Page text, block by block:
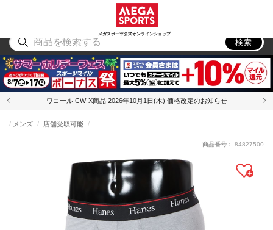
メガスポーツ公式オンラインショップ
アウトドア
検索
ワコール CW-X商品 2026年10月1日(木) 価格改定のお知らせ
メンズ 店舗受取可能
商品番号： 84827500